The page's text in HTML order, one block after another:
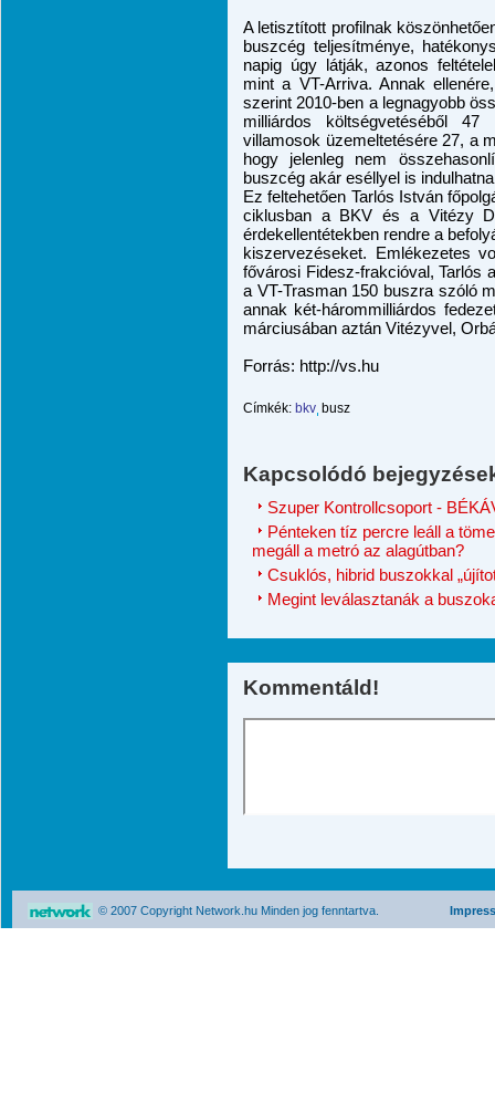
A letisztított profilnak
buszcég teljesítménye,
napig úgy látják, azonos
mint a VT-Arriva. Annak
szerint 2010-ben a legnagyobb
milliárdos költségvetéséből
villamosok üzemeltetésére 27, a
hogy jelenleg nem
buszcég akár eséllyel is
Ez feltehetően Tarlós István
ciklusban a BKV és a Vitézy
érdekellentétekben rendre a
kiszervezéseket. Emlékezetes
fővárosi Fidesz-frakcióval, Tarlós
a VT-Trasman 150 buszra szóló
annak két-hárommilliárdos
márciusában aztán Vitézyvel,
Forrás: http://vs.hu
Címkék: bkv busz
Kapcsolódó
Szuper Kontrollcsoport -
Pénteken tíz percre leáll a
megáll a metró az alagútban?
Csuklós, hibrid buszokkal
Megint leválasztanák a
Kommentáld!
© 2007 Copyright Network.hu Minden jog fenntartva.